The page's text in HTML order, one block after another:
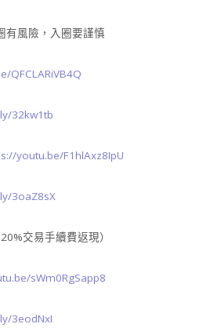
有風險，入圈要謹慎
QFCLARiVB4Q
32kw1tb
youtu.be/F1hlAxz8IpU
3oaZ8sX
交易手續費返現）
sWm0RgSapp8
3eodNxI